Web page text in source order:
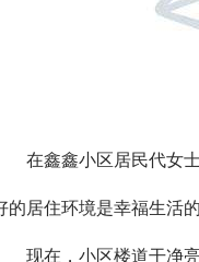
在鑫鑫小区居民代女士
住环境是幸福生活的
现在，小区楼道干净亮